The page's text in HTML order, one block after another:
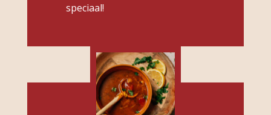
speciaal!